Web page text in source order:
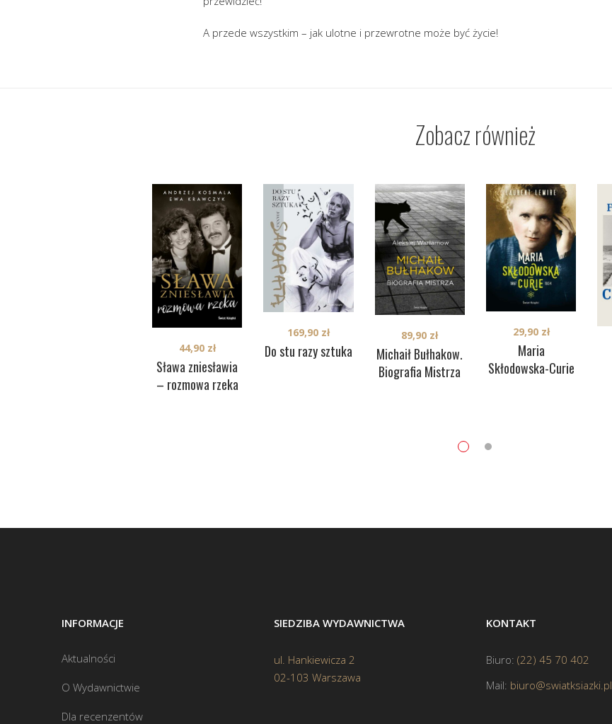
A przede wszystkim – jak ulotne i przewrotne może być życie!
Zobacz również
Sława zniesławia
– rozmowa rzeka
44,90 zł Do stu razy sztuka
169,90 zł
Michaił Bułhakow.
Biografia Mistrza
89,90 zł
Maria
Skłodowska-Curie
29,90 zł
INFORMACJE
Aktualności
O Wydawnictwie
Dla recenzentów
SIEDZIBA WYDAWNICTWA
ul. Hankiewicza 2
02-103 Warszawa
KONTAKT
Biuro: (22) 45 70 402
Mail: biuro@swiatksiazki.pl